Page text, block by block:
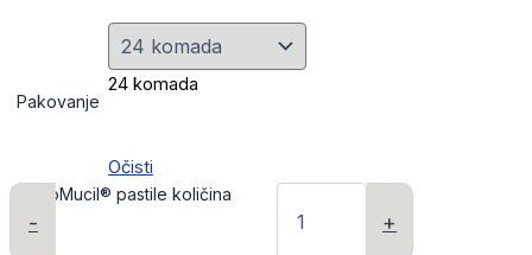
Pakovanje
24 komada
Očisti
-
PropoMucil® pastile količina
+